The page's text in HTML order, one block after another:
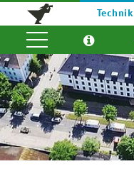
Technik